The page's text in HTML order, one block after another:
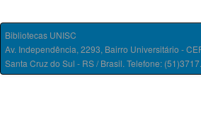
Bibliotecas UNISC
Av. Independência, 2293, Bairro Universitário -
Santa Cruz do Sul - RS / Brasil. Telefone: